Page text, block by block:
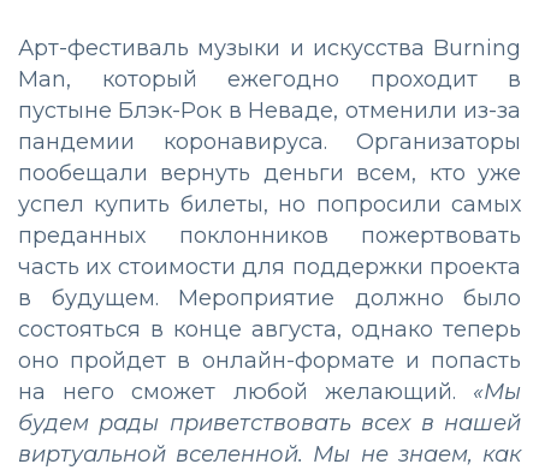
Арт-фестиваль музыки и искусства Burning
Man, который ежегодно проходит в
пустыне Блэк-Рок в Неваде, отменили из-за
пандемии коронавируса. Организаторы
пообещали вернуть деньги всем, кто уже
успел купить билеты, но попросили самых
преданных поклонников пожертвовать
часть их стоимости для поддержки проекта
в будущем. Мероприятие должно было
состояться в конце августа, однако теперь
оно пройдет в онлайн-формате и попасть
на него сможет любой желающий. «Мы
будем рады приветствовать всех в нашей
виртуальной вселенной. Мы не знаем, как